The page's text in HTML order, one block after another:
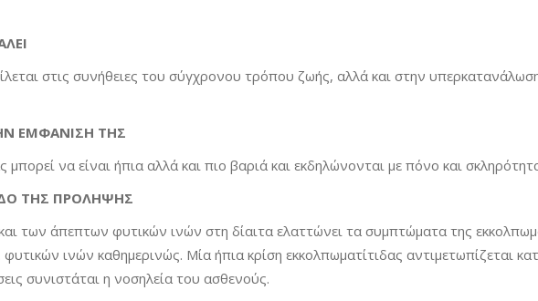
στις συνήθειες του σύγχρονου τρόπου ζωής, αλλά και στην
ΕΜΦΑΝΙΣΗ ΤΗΣ
να είναι ήπια αλλά και πιο βαριά και εκδηλώνονται με πόνο και
ΤΗΣ ΠΡΟΛΗΨΗΣ
των άπεπτων φυτικών ινών στη δίαιτα ελαττώνει τα συμπτώματα της
ινών καθημερινώς. Μία ήπια κρίση εκκολπωματίτιδας αντιμετωπίζεται
συνιστάται η νοσηλεία του ασθενούς.